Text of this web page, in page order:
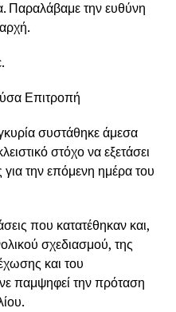
Παραλάβαμε την ευθύνη
Επιτροπή
συστάθηκε άμεσα
στόχο να εξετάσει
για την επόμενη ημέρα του
που κατατέθηκαν και,
σχεδιασμού, της
και του
παμψηφεί την πρόταση